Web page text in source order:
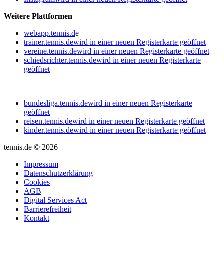
Weitere Plattformen
webapp.tennis.de
trainer.tennis.dewird in einer neuen Registerkarte geöffnet
vereine.tennis.dewird in einer neuen Registerkarte geöffnet
schiedsrichter.tennis.dewird in einer neuen Registerkarte
geöffnet
bundesliga.tennis.dewird in einer neuen Registerkarte
geöffnet
reisen.tennis.dewird in einer neuen Registerkarte geöffnet
kinder.tennis.dewird in einer neuen Registerkarte geöffnet
tennis.de © 2026
Impressum
Datenschutzerklärung
Cookies
AGB
Digital Services Act
Barrierefreiheit
Kontakt